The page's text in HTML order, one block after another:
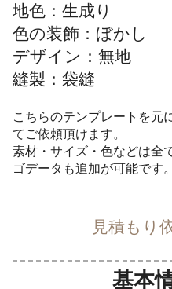
地色：生成り
色の装飾：ぼかし
デザイン：無地
縫製：袋縫
こちらのテンプレートを元
てご依頼頂けます。
素材・サイズ・色などは全
ゴデータも追加が可能です。
見積もり
基本